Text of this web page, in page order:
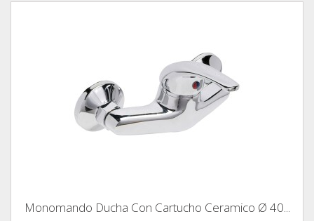
Monomando Ducha Con Cartucho Ceramico Ø 40...